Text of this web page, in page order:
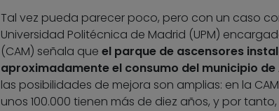
Tal vez pueda parecer poco, pero con un caso
Universidad Politécnica de Madrid (UPM)
(CAM) señala que el parque de ascensores
aproximadamente el consumo del municipio de
las posibilidades de mejora son amplias: en la
unos 100.000 tienen más de diez años, y por